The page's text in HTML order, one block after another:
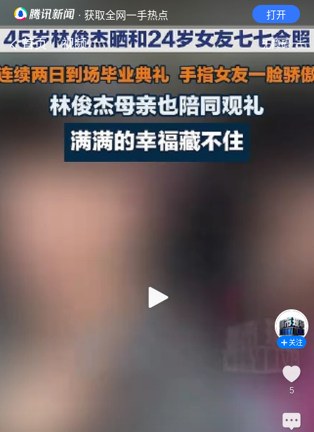
· 获取全网一手热点 打开
首页 视频 无障碍
关注
5